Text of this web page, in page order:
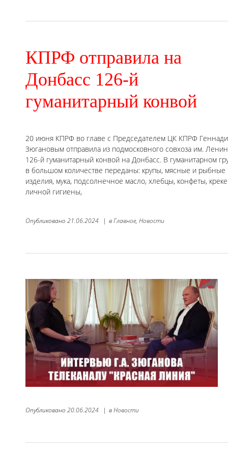
КПРФ отправила на
Донбасс 126-й
гуманитарный конвой
20 июня КПРФ во главе с Председателем ЦК КПРФ
Зюгановым отправила из подмосковного совхоза им.
126-й гуманитарный конвой на Донбасс. В гуманитарном
в большом количестве переданы: крупы, мясные и
изделия, мука, подсолнечное масло, хлебцы, конфеты,
личной гигиены,
Опубликовано 21.06.2024 | вГлавное, Новости
Опубликовано 20.06.2024 | вНовости